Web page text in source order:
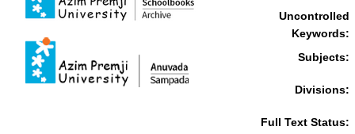
Uncontrolled
Keywords:
Subjects:
Divisions:
Full Text Status: